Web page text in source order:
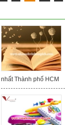
nhất Thành phố HCM